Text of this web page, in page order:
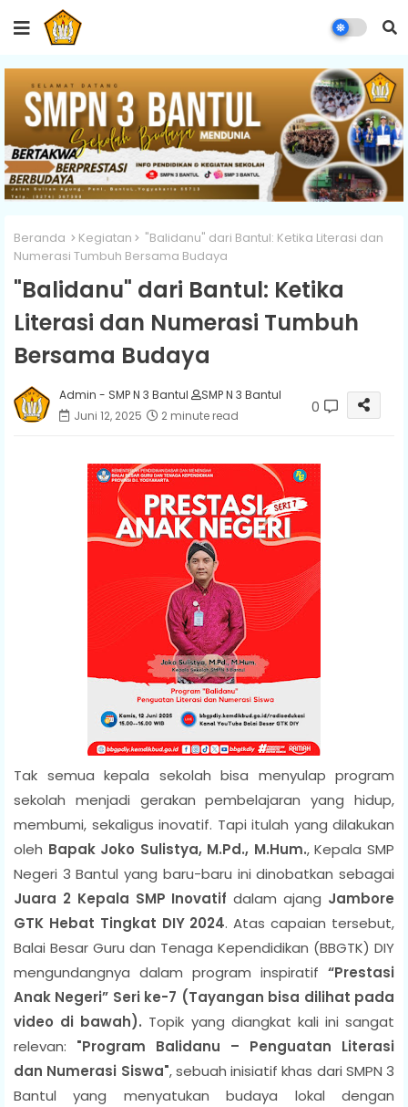
Beranda Kegiatan
"Balidanu" dari Bantul: Ketika Literasi dan
Numerasi Tumbuh Bersama Budaya
"Balidanu" dari Bantul: Ketika
Literasi dan Numerasi Tumbuh
Bersama Budaya
Admin - SMP N 3 Bantul
SMP N 3 Bantul
Juni 12, 2025
2 minute read 0
Tak semua kepala sekolah bisa menyulap program
sekolah menjadi gerakan pembelajaran yang hidup,
membumi, sekaligus inovatif. Tapi itulah yang dilakukan
oleh Bapak Joko Sulistya, M.Pd., M.Hum., Kepala SMP
Negeri 3 Bantul yang baru-baru ini dinobatkan sebagai
Juara 2 Kepala SMP Inovatif dalam ajang Jambore
GTK Hebat Tingkat DIY 2024. Atas capaian tersebut,
Balai Besar Guru dan Tenaga Kependidikan (BBGTK) DIY
mengundangnya dalam program inspiratif “Prestasi
Anak Negeri” Seri ke-7 (Tayangan bisa dilihat pada
video di bawah). Topik yang diangkat kali ini sangat
relevan: "Program Balidanu – Penguatan Literasi
dan Numerasi Siswa", sebuah inisiatif khas dari SMPN 3
Bantul yang menyatukan budaya lokal dengan